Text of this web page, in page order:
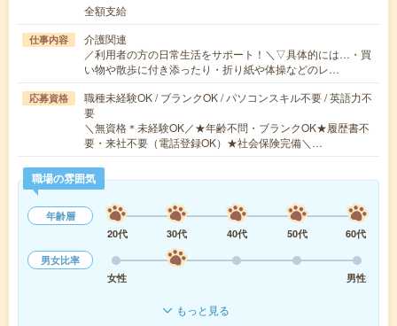
全額支給
仕事内容
介護関連
／利用者の方の日常生活をサポート！＼▽具体的には…・買
い物や散歩に付き添ったり・折り紙や体操などのレ…
応募資格
職種未経験OK / ブランクOK / パソコンスキル不要 / 英語力不
要
＼無資格＊未経験OK／★年齢不問・ブランクOK★履歴書不
要・来社不要（電話登録OK）★社会保険完備＼…
職場の雰囲気
年齢層
20代
30代 40代 50代
60代
男女比率
女性
男性
もっと見る